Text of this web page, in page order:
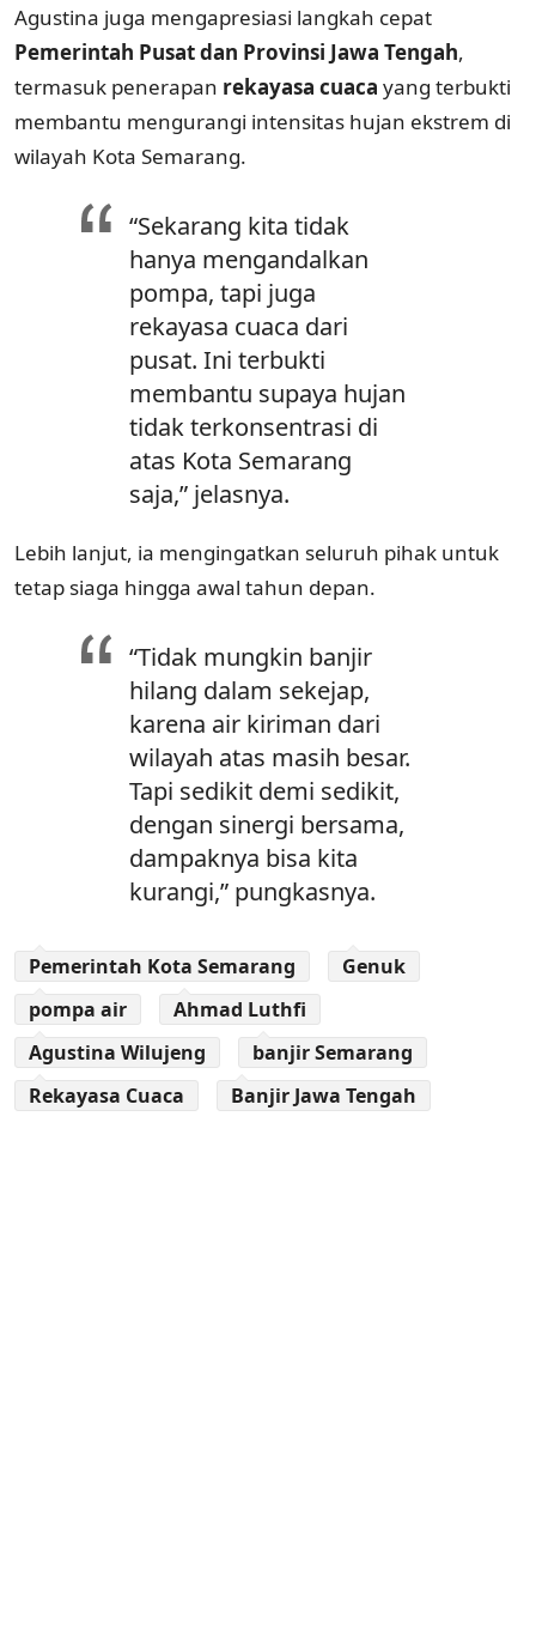
Agustina juga mengapresiasi langkah cepat
Pemerintah Pusat dan Provinsi Jawa Tengah,
termasuk penerapan rekayasa cuaca yang terbukti
membantu mengurangi intensitas hujan ekstrem di
wilayah Kota Semarang.
“Sekarang kita tidak
hanya mengandalkan
pompa, tapi juga
rekayasa cuaca dari
pusat. Ini terbukti
membantu supaya hujan
tidak terkonsentrasi di
atas Kota Semarang
saja,” jelasnya.
Lebih lanjut, ia mengingatkan seluruh pihak untuk
tetap siaga hingga awal tahun depan.
“Tidak mungkin banjir
hilang dalam sekejap,
karena air kiriman dari
wilayah atas masih besar.
Tapi sedikit demi sedikit,
dengan sinergi bersama,
dampaknya bisa kita
kurangi,” pungkasnya.
Pemerintah Kota Semarang
Genuk
pompa air
Ahmad Luthfi
Agustina Wilujeng
banjir Semarang
Rekayasa Cuaca
Banjir Jawa Tengah